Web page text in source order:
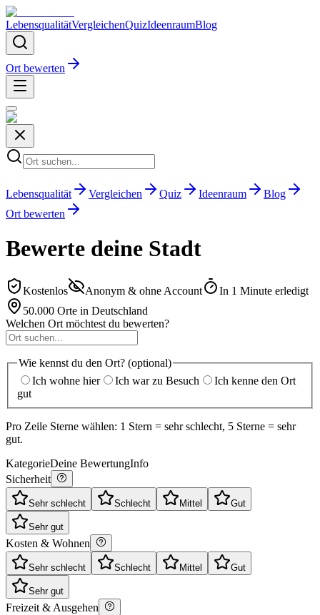
LebensqualitätVergleichenQuizIdeenraumBlog
Ort bewerten
Lebensqualität Vergleichen Quiz Ideenraum
Blog
Ort bewerten
Bewerte deine Stadt
Kostenlos Anonym & ohne Account
In 1 Minute erledigt
50.000 Orte in Deutschland
Welchen Ort möchtest du bewerten?
Wie kennst du den Ort? (optional)
Ich wohne hier
Ich war zu Besuch
Ich kenne den Ort
gut
Pro Zeile Sterne wählen: 1 Stern = sehr schlecht, 5 Sterne = sehr
gut.
KategorieDeine BewertungInfo
Sicherheit
Sehr schlecht Schlecht Mittel Gut
Sehr gut
Kosten & Wohnen
Sehr schlecht Schlecht Mittel Gut
Sehr gut
Freizeit & Ausgehen